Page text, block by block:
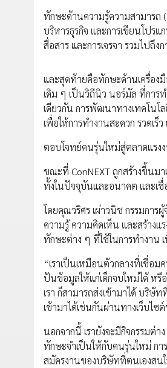
ทักษะด้านความรู้ความสามารถ
บริหารธุรกิจ และการเขียนโปร
สื่อสาร และการเจรจา รวมไป
และสุดท้ายคือทักษะด้านเครื่อง
เดิม ๆ เป็นวิถีนิว นอร์มัล ที่การ
เดียวกัน การพัฒนาทางเทคโนโ
เพื่อให้การทำงานสะดวก รวดเ
ตอบโจทย์คนรุ่นใหม่สู่ตลาดแรง
ขณะที่ ConNEXT ถูกสร้างขึ้นม
ทั้งในปัจจุบันและอนาคต และเ
โดยคุณวริศร เผ่าวนิช กรรมกา
ความรู้ ความคิดเห็น และสร้าง
ทักษะต่าง ๆ ที่ใช้ในการทำงาน
“เราเป็นเหมือนตัวกลางที่เชื่อ
ปันข้อมูลให้แก่เด็กจบใหม่ได้ หรื
เรา ก็สามารถส่งเข้ามาได้ บริ
เข้ามาได้เช่นกันผ่านทางเว็บไซต์
นอกจากนี้ เรายังจะมีกิจกรรมต่
ทักษะจำเป็นให้กับคนรุ่นใหม่ กา
สมัครงานของบริษัทที่ตนเองสน